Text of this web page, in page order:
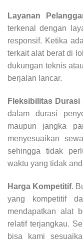
Layanan
terkenal dengan
responsif. Ketika
terkait alat berat di
dukungan teknis
berjalan lancar.
Fleksibilitas Durasi
dalam durasi
maupun jangka
menyesuaikan
sehingga tidak
waktu yang tidak
Harga Kompetitif.
yang kompetitif
mendapatkan alat
relatif terjangkau.
bisa kami